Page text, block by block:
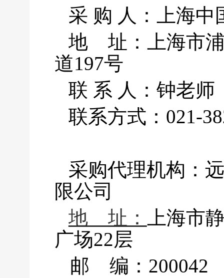
采 购 人：上海中
地 址：上海市
道197号
联 系 人：钟老师
联系方式：021-
采购代理机构：
限公司
地 址：
上海市
广场22层
邮 编：200042